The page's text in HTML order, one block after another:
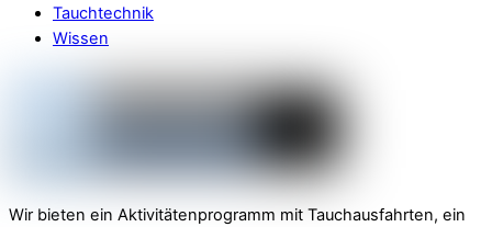
Tauchtechnik
Wissen
Wir bieten ein Aktivitätenprogramm mit Tauchausfahrten, ein